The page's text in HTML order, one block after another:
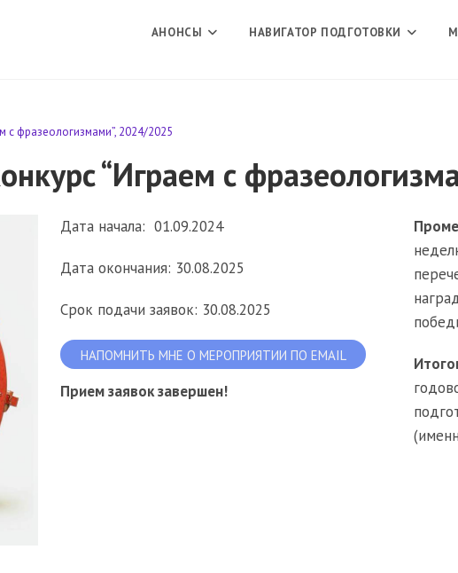
АНОНСЫ НАВИГАТОР ПОДГОТОВКИ
с фразеологизмами”, 2024/2025
“Играем с
Дата начала: 01.09.2024
Дата окончания: 30.08.2025
Срок подачи заявок: 30.08.2025
НАПОМНИТЬ МНЕ О МЕРОПРИЯТИИ ПО EMAIL
Прием заявок завершен!